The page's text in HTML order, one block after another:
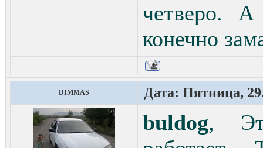
четверо.
конечно
DIMMAS Дата: Пятница,
buldog,